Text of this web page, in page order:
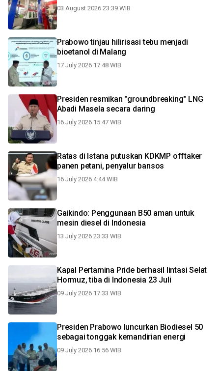
03 August 2026 23:39 WIB
Prabowo tinjau hilirisasi tebu menjadi
bioetanol di Malang
17 July 2026 17:48 WIB
Presiden resmikan "groundbreaking" LNG
Abadi Masela secara daring
16 July 2026 15:47 WIB
Ratas di Istana putuskan KDKMP offtaker
panen petani, penyalur bansos
16 July 2026 4:44 WIB
Gaikindo: Penggunaan B50 aman untuk
mesin diesel di Indonesia
13 July 2026 23:33 WIB
Kapal Pertamina Pride berhasil lintasi Selat
Hormuz, tiba di Indonesia 23 Juli
09 July 2026 17:33 WIB
Presiden Prabowo luncurkan Biodiesel 50
sebagai tonggak kemandirian energi
09 July 2026 16:56 WIB